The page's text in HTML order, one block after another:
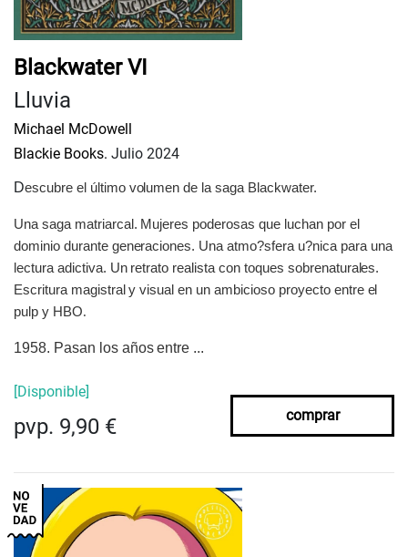
Blackwater VI
Lluvia
Michael McDowell
Blackie Books. Julio 2024
Descubre el último volumen de la saga Blackwater.
Una saga matriarcal. Mujeres poderosas que luchan por el
dominio durante generaciones. Una atmo?sfera u?nica para una
lectura adictiva. Un retrato realista con toques sobrenaturales.
Escritura magistral y visual en un ambicioso proyecto entre el
pulp y HBO.
1958. Pasan los años entre ...
[Disponible]
pvp. 9,90 € comprar